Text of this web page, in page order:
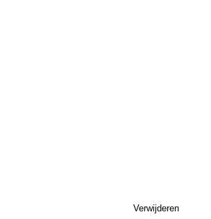
Verwijderen